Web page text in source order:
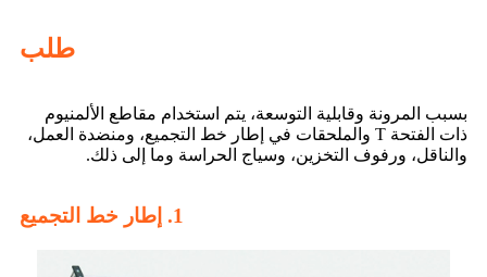
طلب
بسبب المرونة وقابلية التوسعة، يتم استخدام مقاطع الألمنيوم
ذات الفتحة T والملحقات في إطار خط التجميع، ومنضدة العمل،
والناقل، ورفوف التخزين، وسياج الحراسة وما إلى ذلك.
1. إطار خط التجميع